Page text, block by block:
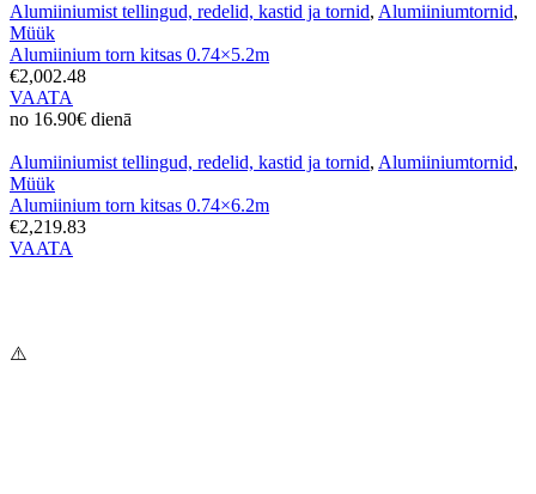
Alumiiniumist tellingud, redelid, kastid ja tornid, Alumiiniumtornid,
Müük
Alumiinium torn kitsas 0.74×5.2m
€2,002.48
VAATA
no 16.90€ dienā
Alumiiniumist tellingud, redelid, kastid ja tornid, Alumiiniumtornid,
Müük
Alumiinium torn kitsas 0.74×6.2m
€2,219.83
VAATA